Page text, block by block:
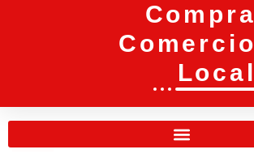
Compra
Comercio
Local